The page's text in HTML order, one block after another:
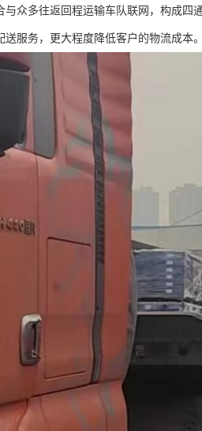
众多往返回程运输车队联网，构成
服务，更大程度降低客户的物流成本。